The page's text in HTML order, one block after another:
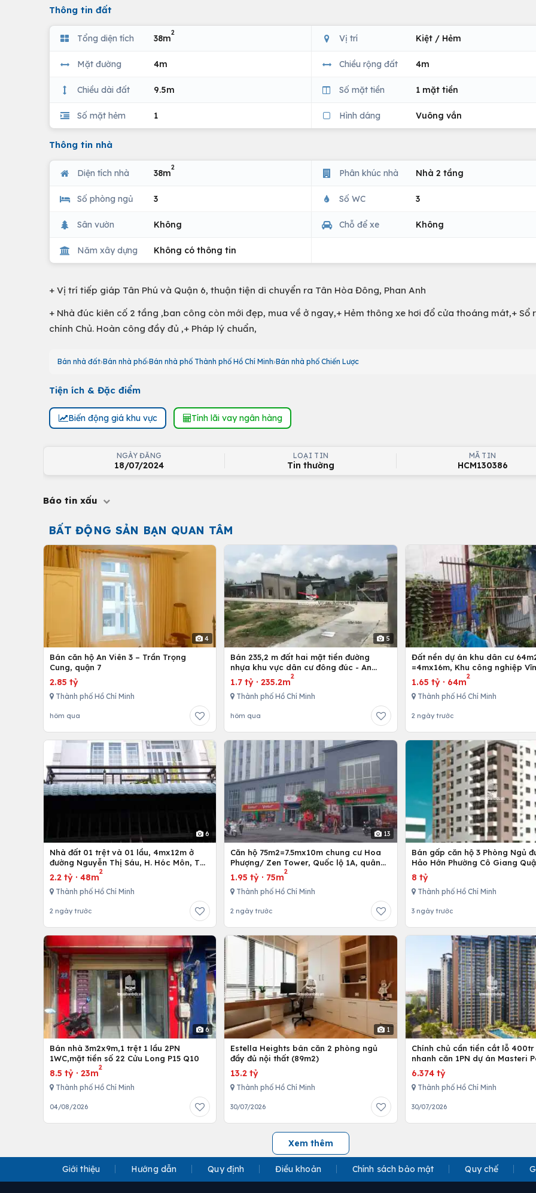
Thông tin đất
Tổng diện tích 38m
2
Vị trí Kiệt / Hẻm
Mặt đường 4m Chiều rộng đất 4m
Chiều dài đất 9.5m Số mặt tiền 1 mặt tiền
Số mặt hẻm 1 Hình dáng Vuông vắn
Thông tin nhà
Diện tích nhà 38m
2
Phân khúc nhà Nhà 2 tầng
Số phòng ngủ 3 Số WC 3
Sân vườn Không Chỗ để xe Không
Năm xây dựng Không có thông tin
+ Vị trí tiếp giáp Tân Phú và Quận 6, thuận tiện di chuyển ra Tân Hòa Đông, Phan Anh
+ Nhà đúc kiên cố 2 tầng ,ban công còn mới đẹp, mua về ở ngay,+ Hẻm thông xe hơi đổ cửa thoáng mát,+ Sổ
chính Chủ. Hoàn công đầy đủ ,+ Pháp lý chuẩn,
Bán nhà đất Bán nhà phố Bán nhà phố Thành phố Hồ Chí Minh Bán nhà phố Chiến Lược
Tiện ích & Đặc điểm
Biến động giá khu vực Tính lãi vay ngân hàng
NGÀY ĐĂNG
18/07/2024
LOẠI TIN
Tin thường
MÃ TIN
HCM130386
Báo tin xấu
BẤT ĐỘNG SẢN BẠN QUAN TÂM
4
Bán căn hộ An Viên 3 – Trần Trọng
Cung, quận 7
2.85 tỷ
Thành phố Hồ Chí Minh
hôm qua
5
Bán 235,2 m đất hai mặt tiền đường
nhựa khu vực dân cư đông đúc - An
nhứt-Long Điền - Bà Rịa
1.7 tỷ ·235.2m
2
Thành phố Hồ Chí Minh
hôm qua
Đất nền dự án khu dân cư
=4mx16m, Khu công nghiệp
Bình Chánh, Tp. Hồ Chí Minh
1.65 tỷ· 64m
2
Thành phố Hồ Chí Minh
2 ngày trước
6
Nhà đất 01 trệt và 01 lầu, 4mx12m ở
đường Nguyễn Thị Sáu, H. Hóc Môn, Tp.
Hồ Chí Minh
2.2 tỷ · 48m
2
Thành phố Hồ Chí Minh
2 ngày trước
13
Căn hộ 75m2=7.5mx10m chung cư Hoa
Phượng/ Zen Tower, Quốc lộ 1A, quân
12,Tp. Hồ Chí Minh, Việt Nam
1.95 tỷ · 75m
2
Thành phố Hồ Chí Minh
2 ngày trước
Bán gấp căn hộ 3 Phòng Ngủ
Hảo Hớn Phường Cô Giang
8 tỷ
Thành phố Hồ Chí Minh
3 ngày trước
6
Bán nhà 3m2x9m,1 trệt 1 lầu 2PN
1WC,mặt tiền số 22 Cửu Long P15 Q10
8.5 tỷ · 23m
2
Thành phố Hồ Chí Minh
04/08/2026
1
Estella Heights bán căn 2 phòng ngủ
đầy đủ nội thất (89m2)
13.2 tỷ
Thành phố Hồ Chí Minh
30/07/2026
Chính chủ cần tiền cắt lỗ
nhanh căn 1PN dự án Masteri
Place
6.374 tỷ
Thành phố Hồ Chí Minh
30/07/2026
Xem thêm
Giới thiệu Hướng dẫn Quy định Điều khoản Chính sách bảo mật Quy chế